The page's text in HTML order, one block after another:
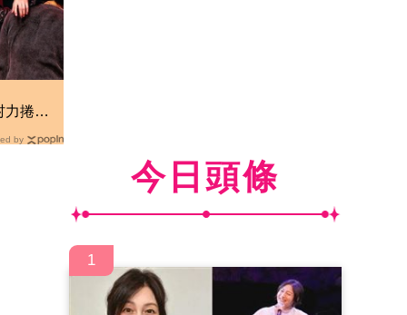
力捲輕
by
今日頭條
1